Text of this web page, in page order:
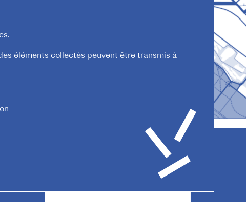
Contact
éléments collectés peuvent être transmis à